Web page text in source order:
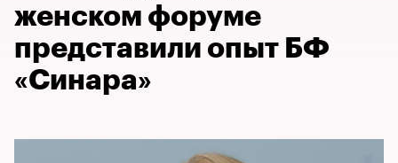
женском форуме
представили опыт БФ
«Синара»